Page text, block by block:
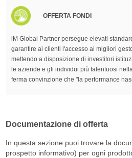
OFFERTA FONDI
iM Global Partner persegue elevati
garantire ai clienti l'accesso ai migliori
mettendo a disposizione di investitori
le aziende e gli individui più talentuosi
ferma convinzione che "la performance
Documentazione di offerta
In questa sezione puoi trovare la
prospetto informativo) per ogni